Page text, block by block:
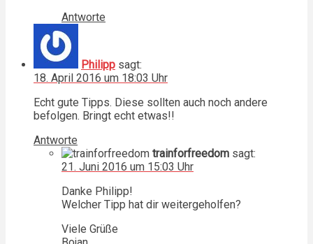
Antworte
Philipp sagt:
18. April 2016 um 18:03 Uhr
Echt gute Tipps. Diese sollten auch noch andere
befolgen. Bringt echt etwas!!
Antworte
trainforfreedom sagt:
21. Juni 2016 um 15:03 Uhr
Danke Philipp!
Welcher Tipp hat dir weitergeholfen?
Viele Grüße